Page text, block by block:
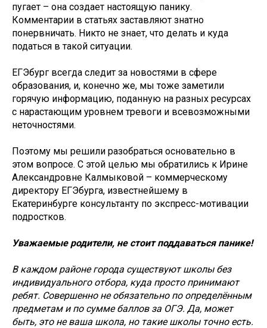
пугает – она создает настоящую панику.
Комментарии в статьях заставляют знатно
понервничать. Никто не знает, что делать и куда
податься в такой ситуации.
ЕГЭбург всегда следит за новостями в сфере
образования, и, конечно же, мы тоже заметили
горячую информацию, поданную на разных ресурсах
с нарастающим уровнем тревоги и всевозможными
неточностями.
Поэтому мы решили разобраться основательно в
этом вопросе. С этой целью мы обратились к Ирине
Александровне Калмыковой – коммерческому
директору ЕГЭбурга, известнейшему в
Екатеринбурге консультанту по экспресс-мотивации
подростков.
Уважаемые родители, не стоит поддаваться панике!
В каждом районе города существуют школы без
индивидуального отбора, куда просто принимают
ребят. Совершенно не обязательно по определённым
предметам и по сумме баллов за ОГЭ. Да, может
быть, это не ваша школа, но такие школы точно есть.